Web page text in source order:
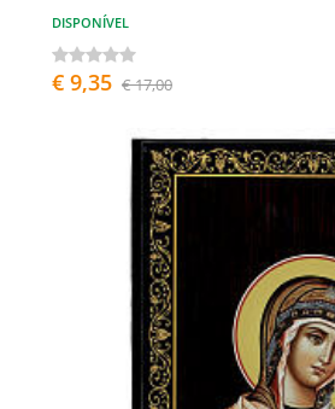
DISPONÍVEL
€ 9,35 € 17,00